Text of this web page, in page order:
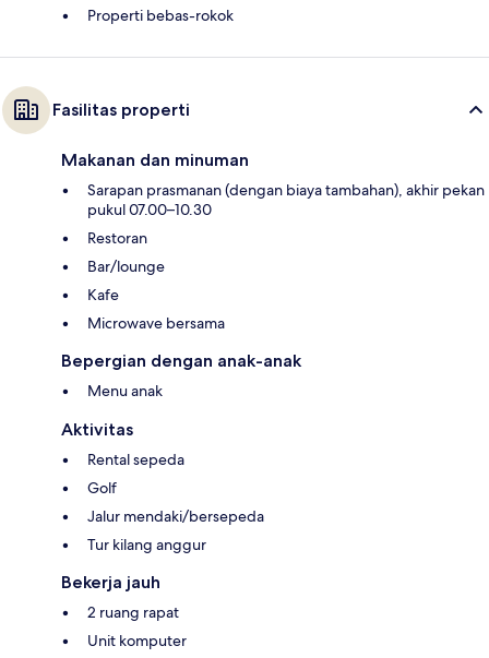
Properti bebas-rokok
Fasilitas properti
Makanan dan minuman
Sarapan prasmanan (dengan biaya tambahan), akhir pekan
pukul 07.00–10.30
Restoran
Bar/lounge
Kafe
Microwave bersama
Bepergian dengan anak-anak
Menu anak
Aktivitas
Rental sepeda
Golf
Jalur mendaki/bersepeda
Tur kilang anggur
Bekerja jauh
2 ruang rapat
Unit komputer